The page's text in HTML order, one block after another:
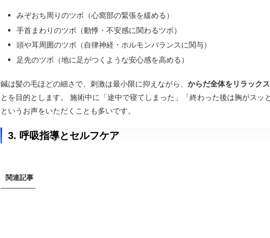
みぞおち周りのツボ（心窩部の緊張を緩める）
手首まわりのツボ（動悸・不安感に関わるツボ）
頭や耳周囲のツボ（自律神経・ホルモンバランスに関与）
足先のツボ（地に足がつくような安心感を高める）
鍼は髪の毛ほどの細さで、刺激は最小限に抑えながら、 からだ全体をリラック
とを目的とします。 施術中に「途中で寝てしまった」「終わった後は胸がスッ
というお声をいただくことも多いです。
3. 呼吸指導とセルフケア
関連記事